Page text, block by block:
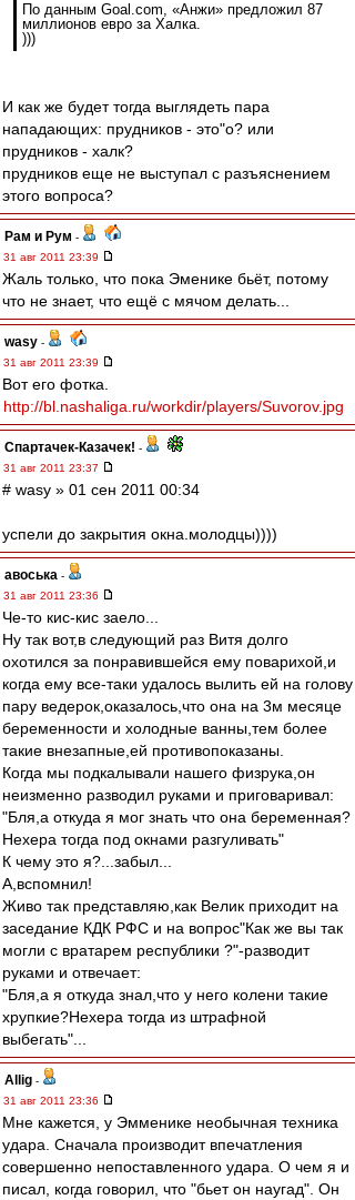
По данным Goal.com, «Анжи» предложил 87
миллионов евро за Халка.
)))
И как же будет тогда выглядеть пара
нападающих: прудников - это"о? или
прудников - халк?
прудников еще не выступал с разъяснением
этого вопроса?
Рам и Рум -
31 авг 2011 23:39
Жаль только, что пока Эменике бьёт, потому
что не знает, что ещё с мячом делать...
wasy -
31 авг 2011 23:39
Вот его фотка.
http://bl.nashaliga.ru/workdir/players/Suvorov.jpg
Спартачек-Казачек! -
31 авг 2011 23:37
# wasy » 01 сен 2011 00:34
успели до закрытия окна.молодцы))))
авоська -
31 авг 2011 23:36
Че-то кис-кис заело...
Ну так вот,в следующий раз Витя долго
охотился за понравившейся ему поварихой,и
когда ему все-таки удалось вылить ей на голову
пару ведерок,оказалось,что она на 3м месяце
беременности и холодные ванны,тем более
такие внезапные,ей противопоказаны.
Когда мы подкалывали нашего физрука,он
неизменно разводил руками и приговаривал:
"Бля,а откуда я мог знать что она беременная?
Нехера тогда под окнами разгуливать"
К чему это я?...забыл...
А,вспомнил!
Живо так представляю,как Велик приходит на
заседание КДК РФС и на вопрос"Как же вы так
могли с вратарем республики ?"-разводит
руками и отвечает:
"Бля,а я откуда знал,что у него колени такие
хрупкие?Нехера тогда из штрафной
выбегать"...
Allig -
31 авг 2011 23:36
Мне кажется, у Эмменике необычная техника
удара. Сначала производит впечатления
совершенно непоставленного удара. О чем я и
писал, когда говорил, что "бьет он наугад". Он